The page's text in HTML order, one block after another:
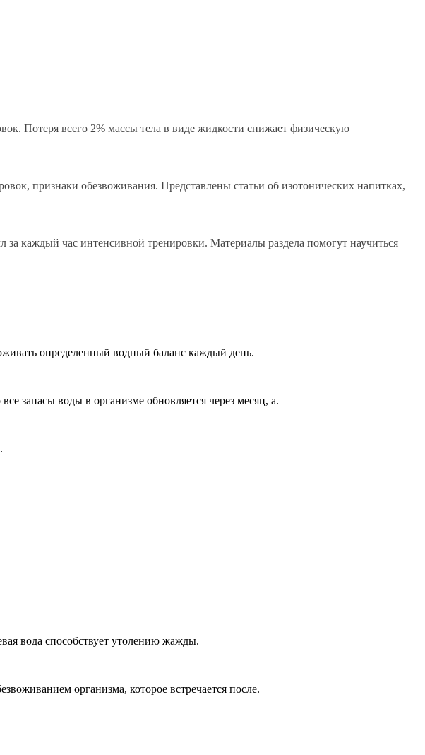
Потеря всего 2% массы тела в виде жидкости снижает физическую
признаки обезвоживания. Представлены статьи об изотонических напитках,
каждый час интенсивной тренировки. Материалы раздела помогут научиться
определенный водный баланс каждый день.
запасы воды в организме обновляется через месяц, а.
вода способствует утолению жажды.
организма, которое встречается после.